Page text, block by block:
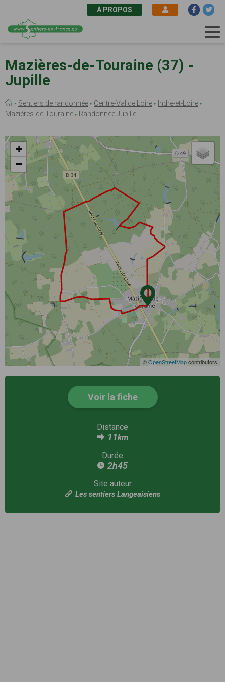
au
contenu
principal
À PROPOS
Mazières-de-Touraine (37) -
Jupille
Fil
d'Ariane
Sentiers de randonnée Centre-Val de Loire
Indre-et-Loire
Mazières-de-Touraine
Randonnée Jupille
+
−
©OpenStreetMapcontributors
Voir la fiche
Distance
11km
Durée
2h45
Site auteur
Les sentiers Langeaisiens